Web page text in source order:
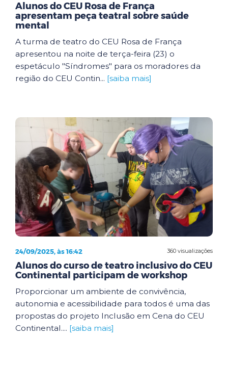
Alunos do CEU Rosa de França
apresentam peça teatral sobre saúde
mental
A turma de teatro do CEU Rosa de França
apresentou na noite de terça-feira (23) o
espetáculo "Síndromes" para os moradores da
região do CEU Contin... [saiba mais]
360 visualizações
24/09/2025, às 16:42
Alunos do curso de teatro inclusivo do CEU
Continental participam de workshop
Proporcionar um ambiente de convivência,
autonomia e acessibilidade para todos é uma das
propostas do projeto Inclusão em Cena do CEU
Continental.... [saiba mais]